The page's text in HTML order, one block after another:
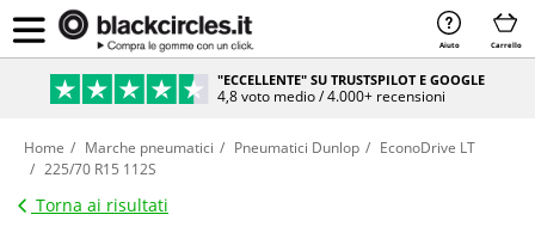
Aiuto Carrello
"ECCELLENTE" SU TRUSTSPILOT E GOOGLE
4,8 voto medio / 4.000+ recensioni
Home Marche pneumatici Pneumatici Dunlop
EconoDrive LT
225/70 R15 112S
Torna ai risultati